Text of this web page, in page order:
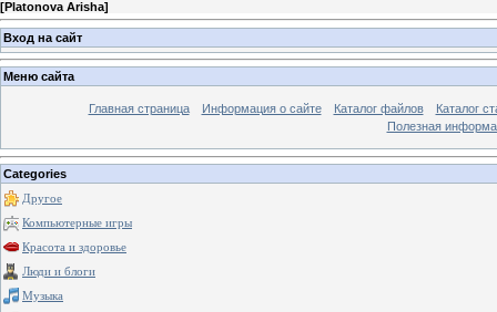
[Platonova Arisha]
Вход на сайт
Меню сайта
Главная страница Информация о сайте Каталог файлов
Каталог
Полезная
Categories
Другое
Компьютерные игры
Красота и здоровье
Люди и блоги
Музыка